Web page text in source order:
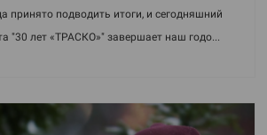
принято подводить итоги, и сегодняшний
"30 лет «ТРАСКО»" завершает наш годо...